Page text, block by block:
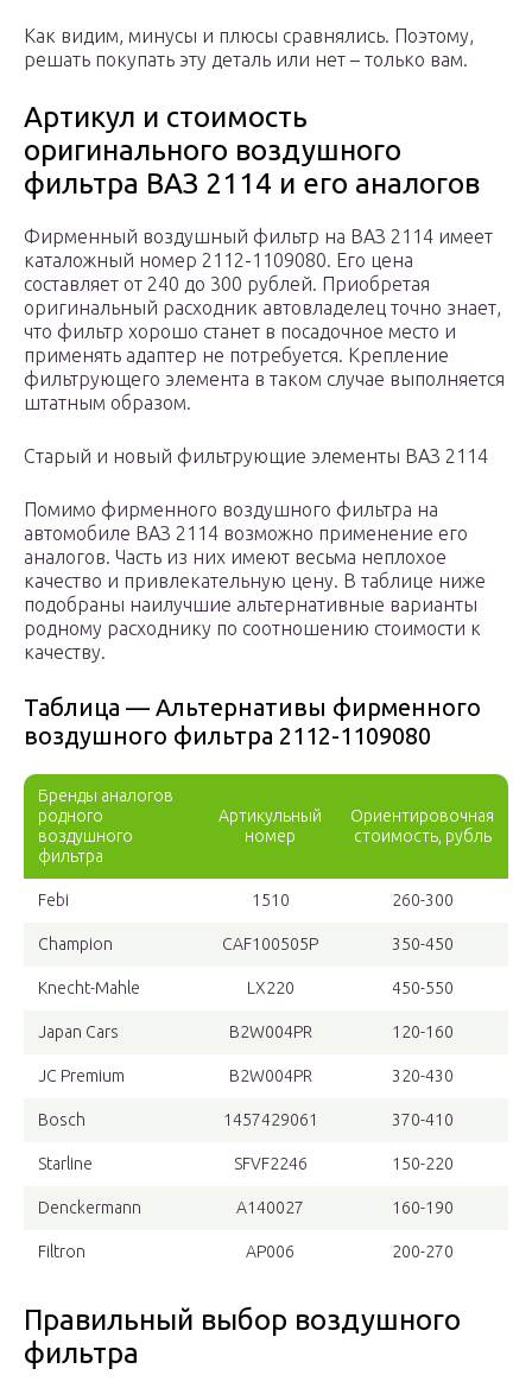
Как видим, минусы и плюсы сравнялись. Поэтому,
решать покупать эту деталь или нет – только вам.
Артикул и стоимость
оригинального воздушного
фильтра ВАЗ 2114 и его аналогов
Фирменный воздушный фильтр на ВАЗ 2114 имеет
каталожный номер 2112-1109080. Его цена
составляет от 240 до 300 рублей. Приобретая
оригинальный расходник автовладелец точно знает,
что фильтр хорошо станет в посадочное место и
применять адаптер не потребуется. Крепление
фильтрующего элемента в таком случае выполняется
штатным образом.
Старый и новый фильтрующие элементы ВАЗ 2114
Помимо фирменного воздушного фильтра на
автомобиле ВАЗ 2114 возможно применение его
аналогов. Часть из них имеют весьма неплохое
качество и привлекательную цену. В таблице ниже
подобраны наилучшие альтернативные варианты
родному расходнику по соотношению стоимости к
качеству.
Таблица — Альтернативы фирменного
воздушного фильтра 2112-1109080
Бренды аналогов
родного
воздушного
фильтра
Артикульный
номер
Ориентировочная
стоимость, рубль
Febi 1510 260-300
Champion CAF100505P 350-450
Knecht-Mahle LX220 450-550
Japan Cars B2W004PR 120-160
JC Premium B2W004PR 320-430
Bosch 1457429061 370-410
Starline SFVF2246 150-220
Denckermann A140027 160-190
Filtron AP006 200-270
Правильный выбор воздушного
фильтра